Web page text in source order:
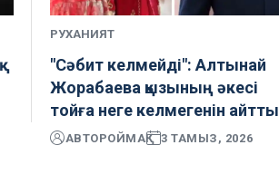
РУХАНИЯТ
"Сәбит келмейді": Алтынай
Жорабаева қызының әкесі
тойға неге келмегенін айтты
АВТОРОЙМАҚ 3 ТАМЫЗ, 2026